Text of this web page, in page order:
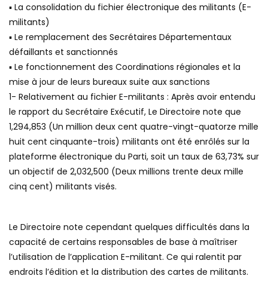
▪ La consolidation du fichier électronique des militants (E-
militants)
▪ Le remplacement des Secrétaires Départementaux
défaillants et sanctionnés
▪ Le fonctionnement des Coordinations régionales et la
mise à jour de leurs bureaux suite aux sanctions
1- Relativement au fichier E-militants : Après avoir entendu
le rapport du Secrétaire Exécutif, Le Directoire note que
1,294,853 (Un million deux cent quatre-vingt-quatorze mille
huit cent cinquante-trois) militants ont été enrôlés sur la
plateforme électronique du Parti, soit un taux de 63,73% sur
un objectif de 2,032,500 (Deux millions trente deux mille
cinq cent) militants visés.
Le Directoire note cependant quelques difficultés dans la
capacité de certains responsables de base à maîtriser
l’utilisation de l’application E-militant. Ce qui ralentit par
endroits l’édition et la distribution des cartes de militants.